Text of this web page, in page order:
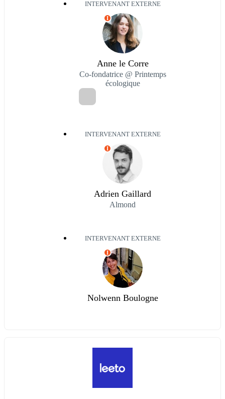
INTERVENANT EXTERNE
I
Anne le Corre
Co-fondatrice @ Printemps
écologique
INTERVENANT EXTERNE
I
Adrien Gaillard
Almond
INTERVENANT EXTERNE
I
Nolwenn Boulogne